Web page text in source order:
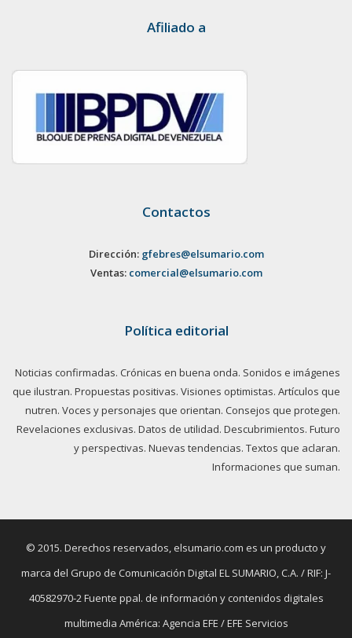
Afiliado a
Contactos
Dirección: gfebres@elsumario.com
Ventas: comercial@elsumario.com
Política editorial
Noticias confirmadas. Crónicas en buena onda. Sonidos e imágenes
que ilustran. Propuestas positivas. Visiones optimistas. Artículos que
nutren. Voces y personajes que orientan. Consejos que protegen.
Revelaciones exclusivas. Datos de utilidad. Descubrimientos. Futuro
y perspectivas. Nuevas tendencias. Textos que aclaran.
Informaciones que suman.
© 2015. Derechos reservados, elsumario.com es un producto y
marca del Grupo de Comunicación Digital EL SUMARIO, C.A. / RIF: J-
40582970-2 Fuente ppal. de información y contenidos digitales
multimedia América: Agencia EFE / EFE Servicios